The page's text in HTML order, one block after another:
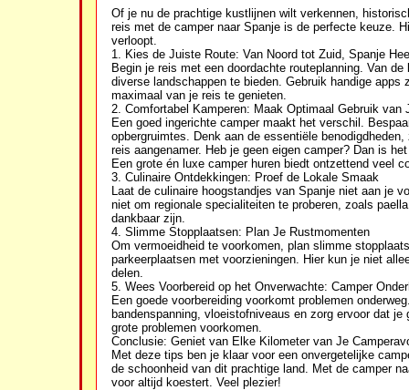
Of je nu de prachtige kustlijnen wilt verkennen,
reis met de camper naar Spanje is de perfecte keuze.
verloopt.
1. Kies de Juiste Route: Van Noord tot Zuid, Spanje
Begin je reis met een doordachte routeplanning. Van
diverse landschappen te bieden. Gebruik handige
maximaal van je reis te genieten.
2. Comfortabel Kamperen: Maak Optimaal Gebruik van
Een goed ingerichte camper maakt het verschil.
opbergruimtes. Denk aan de essentiële
reis aangenamer. Heb je geen eigen camper? Dan is
Een grote én luxe camper huren biedt ontzettend veel
3. Culinaire Ontdekkingen: Proef de Lokale Smaak
Laat de culinaire hoogstandjes van Spanje niet aan je
niet om regionale specialiteiten te proberen, zoals
dankbaar zijn.
4. Slimme Stopplaatsen: Plan Je Rustmomenten
Om vermoeidheid te voorkomen, plan slimme
parkeerplaatsen met voorzieningen. Hier kun je niet
delen.
5. Wees Voorbereid op het Onverwachte: Camper
Een goede voorbereiding voorkomt problemen
bandenspanning, vloeistofniveaus en zorg ervoor dat
grote problemen voorkomen.
Conclusie: Geniet van Elke Kilometer van Je
Met deze tips ben je klaar voor een onvergetelijke
de schoonheid van dit prachtige land. Met de camper
voor altijd koestert. Veel plezier!